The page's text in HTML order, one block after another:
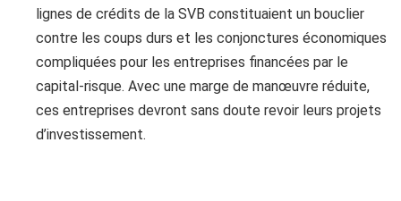
lignes de crédits de la SVB constituaient un bouclier
contre les coups durs et les conjonctures économiques
compliquées pour les entreprises financées par le
capital-risque. Avec une marge de manœuvre réduite,
ces entreprises devront sans doute revoir leurs projets
d’investissement.